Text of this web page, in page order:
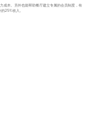
本。另外也能帮助餐厅建立专属的会员制度，有
25%收入。